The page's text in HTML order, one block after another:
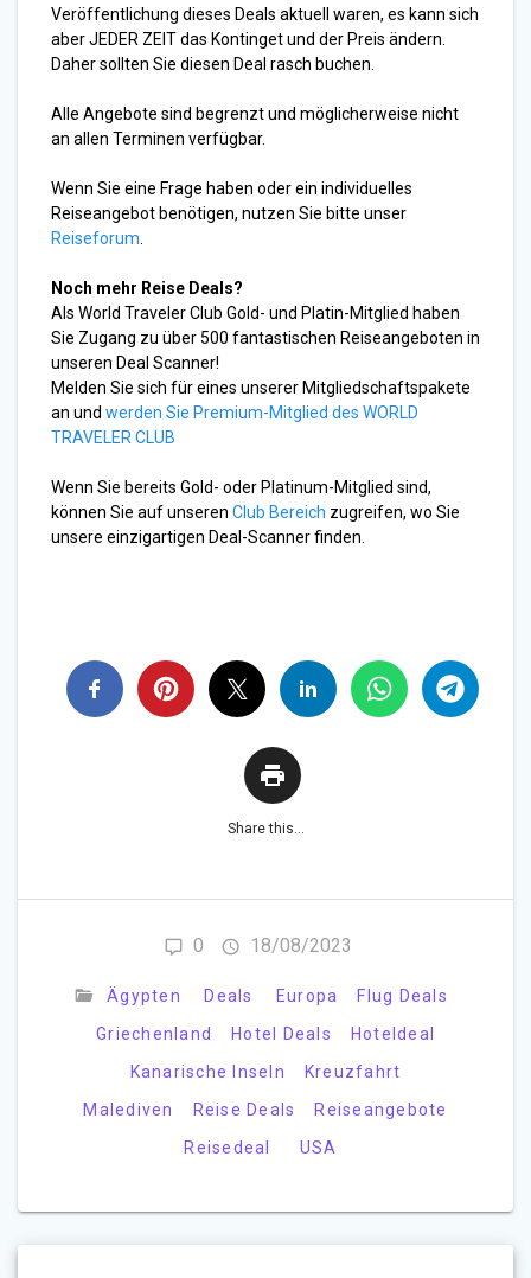
Veröffentlichung dieses Deals aktuell waren, es kann sich
aber JEDER ZEIT das Kontinget und der Preis ändern.
Daher sollten Sie diesen Deal rasch buchen.
Alle Angebote sind begrenzt und möglicherweise nicht
an allen Terminen verfügbar.
Wenn Sie eine Frage haben oder ein individuelles
Reiseangebot benötigen, nutzen Sie bitte unser
Reiseforum
Noch mehr Reise Deals?
Als World Traveler Club Gold- und Platin-Mitglied haben
Sie Zugang zu über 500 fantastischen Reiseangeboten in
unseren Deal Scanner!
Melden Sie sich für eines unserer Mitgliedschaftspakete
an und werden Sie Premium-Mitglied des WORLD
TRAVELER CLUB
Wenn Sie bereits Gold- oder Platinum-Mitglied sind,
können Sie auf unseren Club Bereich zugreifen, wo Sie
unsere einzigartigen Deal-Scanner finden.
Share this...
0 18/08/2023
Ägypten Deals Europa
Flug Deals
Griechenland
Hotel Deals
Hoteldeal
Kanarische Inseln
Kreuzfahrt
Malediven
Reise Deals
Reiseangebote
Reisedeal
USA